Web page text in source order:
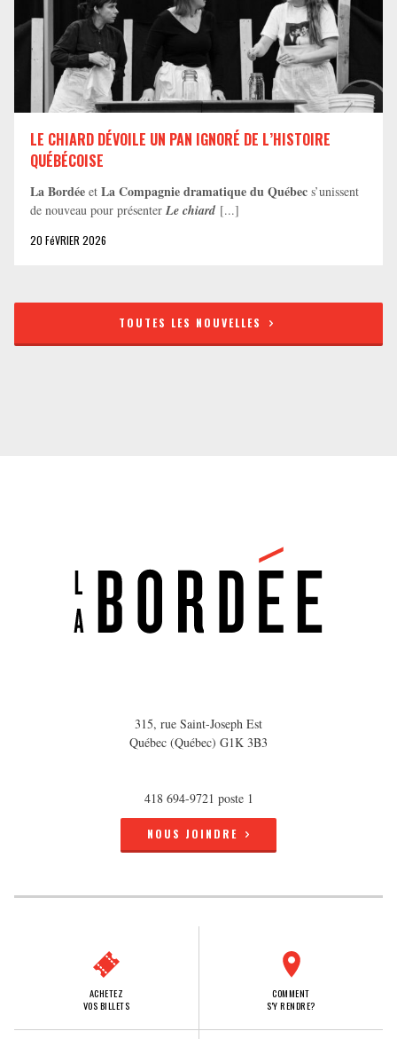
LE CHIARD DÉVOILE UN PAN IGNORÉ DE L’HISTOIRE
QUÉBÉCOISE
La Bordée et La Compagnie dramatique du Québec s’unissent
de nouveau pour présenter Le chiard [...]
20 FéVRIER 2026
TOUTES LES NOUVELLES
315, rue Saint-Joseph Est
Québec (Québec) G1K 3B3
418 694-9721 poste 1
NOUS JOINDRE
ACHETEZ
VOS BILLETS
COMMENT
S'Y RENDRE?